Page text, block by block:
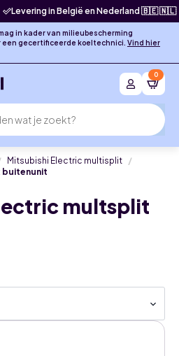
en Nederland 🇧🇪 🇳🇱
in kader van milieubescherming
gecertificeerde koeltechnici. Vind hier
0
Mitsubishi Electric multisplit
buitenunit
multsplit